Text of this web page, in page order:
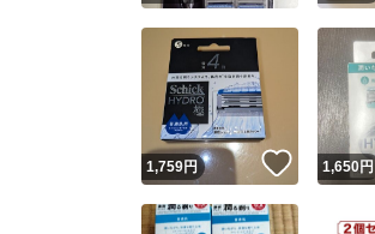
1,759円 いいね！
1,650円